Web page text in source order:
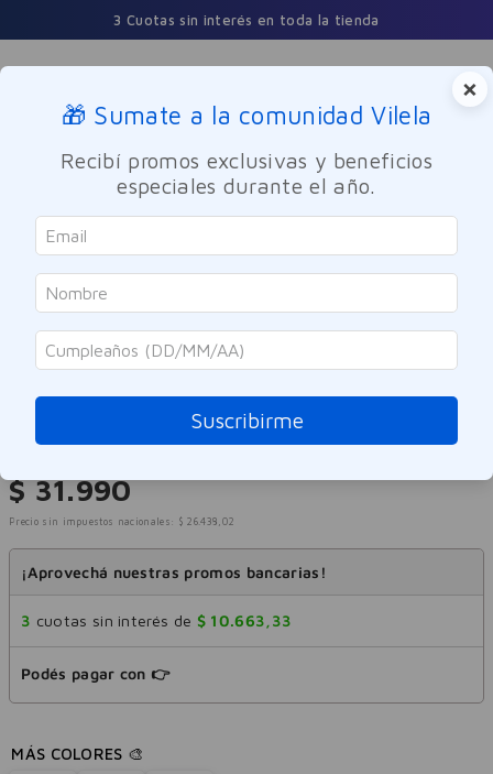
3 Cuotas sin interés en toda la tienda
Buscar
Maquillaje Labios
Loreal
Labial Color Riche Volume Matte
480 Plum Dominant Loreal
Referencia:-317336
$ 31.990
Precio sin impuestos nacionales: $ 26.438 , 02
¡Aprovechá nuestras promos bancarias!
3 cuotas sin interés de $ 10.663, 33
Podés pagar con 👉
×
🎁 Sumate a la comunidad Vilela
Recibí promos exclusivas y beneficios
especiales durante el año.
Suscribirme